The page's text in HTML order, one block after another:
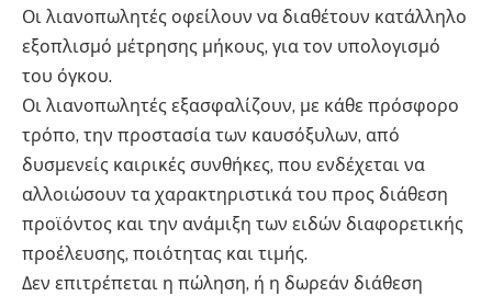
Οι λιανοπωλητές οφείλουν να διαθέτουν κατάλληλο
εξοπλισμό μέτρησης μήκους, για τον υπολογισμό
του όγκου.
Οι λιανοπωλητές εξασφαλίζουν, με κάθε πρόσφορο
τρόπο, την προστασία των καυσόξυλων, από
δυσμενείς καιρικές συνθήκες, που ενδέχεται να
αλλοιώσουν τα χαρακτηριστικά του προς διάθεση
προϊόντος και την ανάμιξη των ειδών διαφορετικής
προέλευσης, ποιότητας και τιμής.
Δεν επιτρέπεται η πώληση, ή η δωρεάν διάθεση